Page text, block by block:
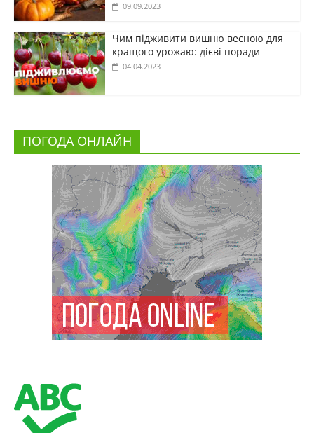
09.09.2023
Чим підживити вишню весною для
кращого урожаю: дієві поради
04.04.2023
ПОГОДА ОНЛАЙН